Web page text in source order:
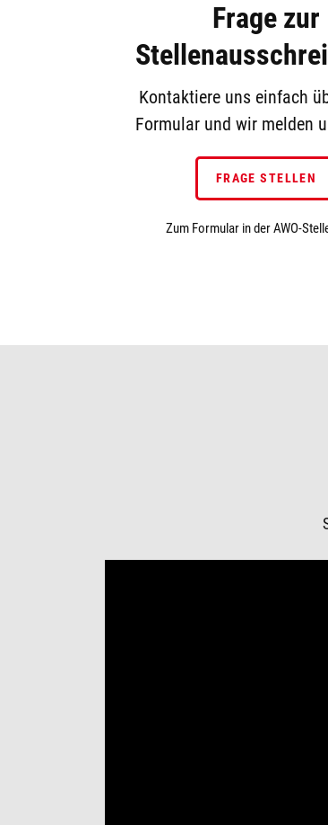
Frage zur
Kontaktiere uns einfach
Formular und wir melden
FRAGE STELLEN
Zum Formular in der AWO-